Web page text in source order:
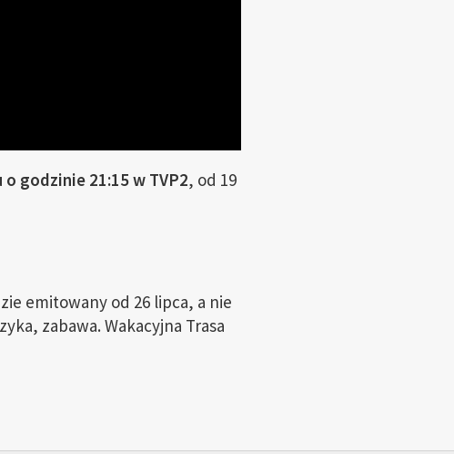
godzinie 21:15 w TVP2, od 19
emitowany od 26 lipca, a nie
zabawa. Wakacyjna Trasa